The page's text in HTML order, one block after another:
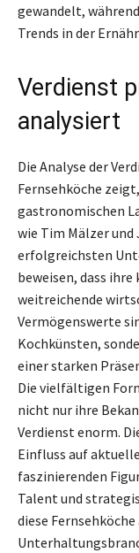
gewandelt,
Trends in der
Verdienst
analysiert
Die Analyse der
Fernsehköche
gastronomischen
wie Tim Mälzer und
erfolgreichsten
beweisen, dass
weitreichende
Vermögenswerte
Kochkünsten,
einer starken
Die vielfältigen
nicht nur ihre
Verdienst enorm.
Einfluss auf
faszinierenden
Talent und
diese